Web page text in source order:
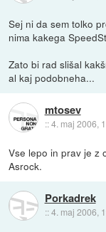
Sej ni da sem tolko
nima kakega
Zato bi rad slišal
al kaj podobneha...
mtosev
::4. maj 2006,
Vse lepo in prav je z
Asrock.
Porkadrek
::4. maj 2006,